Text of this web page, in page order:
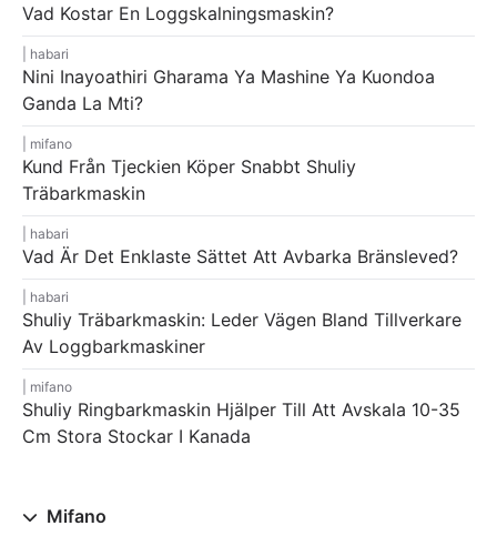
Vad Kostar En Loggskalningsmaskin?
habari
Nini Inayoathiri Gharama Ya Mashine Ya Kuondoa
Ganda La Mti?
mifano
Kund Från Tjeckien Köper Snabbt Shuliy
Träbarkmaskin
habari
Vad Är Det Enklaste Sättet Att Avbarka Bränsleved?
habari
Shuliy Träbarkmaskin: Leder Vägen Bland Tillverkare
Av Loggbarkmaskiner
mifano
Shuliy Ringbarkmaskin Hjälper Till Att Avskala 10-35
Cm Stora Stockar I Kanada
Mifano